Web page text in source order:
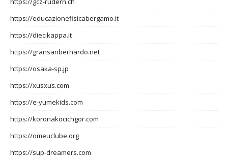
https://educazionefisicabergamo.it
https://diecikappa.it
https://gransanbernardo.net
https://osaka-sp.jp
https://xusxus.com
https://e-yumekids.com
https://koronakocichgor.com
https://omeuclube.org
https://sup-dreamers.com